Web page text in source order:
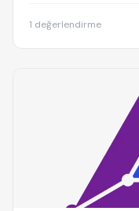
1 değerlendirme